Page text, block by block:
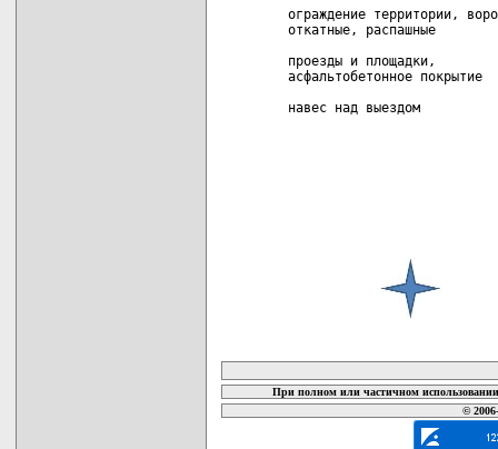
ограждение территории,
откатные, распашные
проезды и площадки,
асфальтобетонное покрытие
навес над выездом
При полном или частичном
©